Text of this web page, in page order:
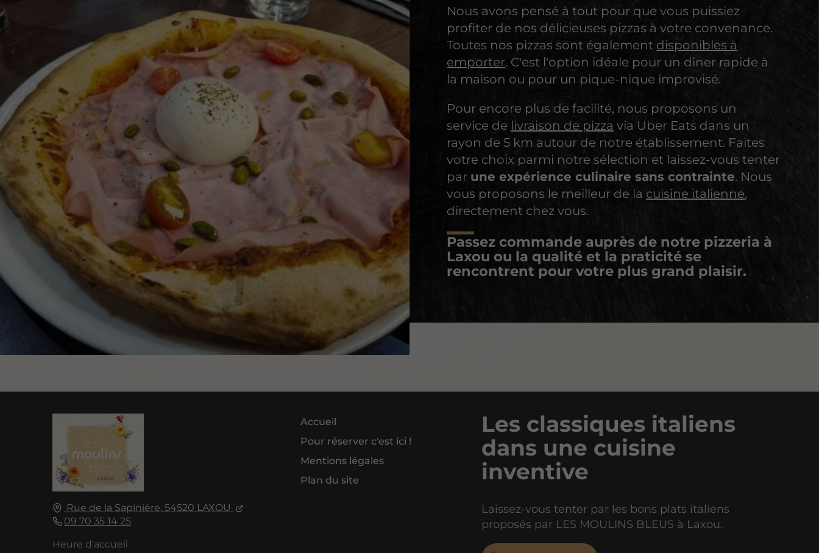
Nous avons pensé à tout pour que vous puissiez
profiter de nos délicieuses pizzas à votre convenance.
Toutes nos pizzas sont également disponibles à
emporter. C'est l'option idéale pour un dîner rapide à
la maison ou pour un pique-nique improvisé.
Pour encore plus de facilité, nous proposons un
service de livraison de pizza via Uber Eats dans un
rayon de 5 km autour de notre établissement. Faites
votre choix parmi notre sélection et laissez-vous tenter
par une expérience culinaire sans contrainte. Nous
vous proposons le meilleur de la cuisine italienne,
directement chez vous.
Passez commande auprès de notre pizzeria à
Laxou ou la qualité et la praticité se
rencontrent pour votre plus grand plaisir.
Rue de la Sapinière, 54520 LAXOU
09 70 35 14 25
Heure d'accueil
Accueil
Pour réserver c'est ici !
Mentions légales
Plan du site
Les classiques italiens
dans une cuisine
inventive
Laissez-vous tenter par les bons plats italiens
proposés par LES MOULINS BLEUS à Laxou.